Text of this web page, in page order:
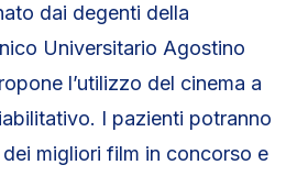
dai degenti della
Universitario Agostino
l’utilizzo del cinema a
I pazienti potranno
migliori film in concorso e